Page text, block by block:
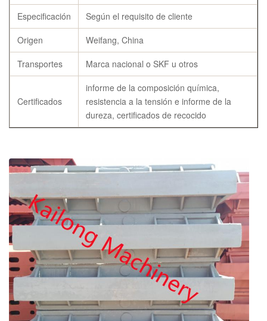
Especificación
Según el requisito de cliente
Origen
Weifang, China
Transportes
Marca nacional o SKF u otros
Certificados
informe de la composición química,
resistencia a la tensión e informe de la
dureza, certificados de recocido